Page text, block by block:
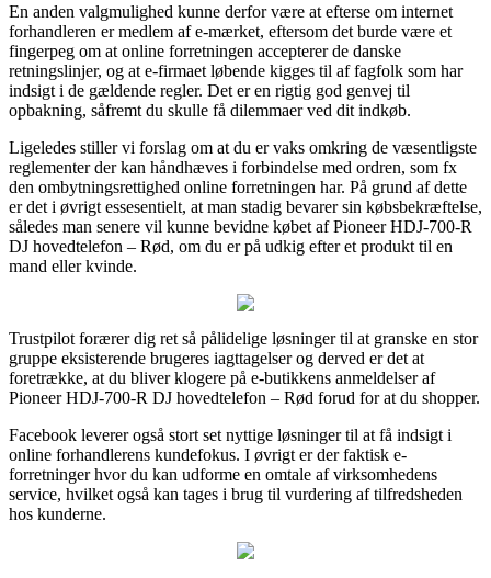
En anden valgmulighed kunne derfor være at efterse om internet
forhandleren er medlem af e-mærket, eftersom det burde være et
fingerpeg om at online forretningen accepterer de danske
retningslinjer, og at e-firmaet løbende kigges til af fagfolk som har
indsigt i de gældende regler. Det er en rigtig god genvej til
opbakning, såfremt du skulle få dilemmaer ved dit indkøb.
Ligeledes stiller vi forslag om at du er vaks omkring de væsentligste
reglementer der kan håndhæves i forbindelse med ordren, som fx
den ombytningsrettighed online forretningen har. På grund af dette
er det i øvrigt essesentielt, at man stadig bevarer sin købsbekræftelse,
således man senere vil kunne bevidne købet af Pioneer HDJ-700-R
DJ hovedtelefon – Rød, om du er på udkig efter et produkt til en
mand eller kvinde.
Trustpilot forærer dig ret så pålidelige løsninger til at granske en stor
gruppe eksisterende brugeres iagttagelser og derved er det at
foretrække, at du bliver klogere på e-butikkens anmeldelser af
Pioneer HDJ-700-R DJ hovedtelefon – Rød forud for at du shopper.
Facebook leverer også stort set nyttige løsninger til at få indsigt i
online forhandlerens kundefokus. I øvrigt er der faktisk e-
forretninger hvor du kan udforme en omtale af virksomhedens
service, hvilket også kan tages i brug til vurdering af tilfredsheden
hos kunderne.